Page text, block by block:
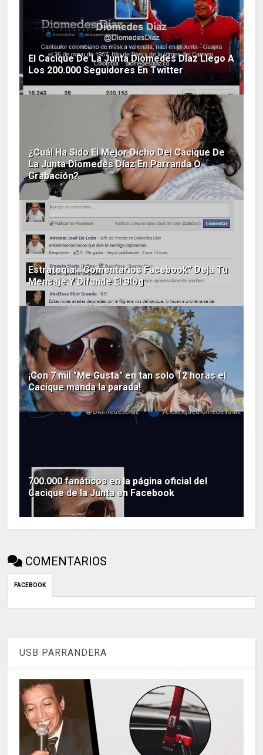
El Cacique De La Junta Diomedes Díaz Llego A
Los 200.000 Seguidores En Twitter
¿Cuál Ha Sido El Mejor Dicho Del Cacique De
La Junta Diomedes Díaz En Parranda O
Grabación?
Estrategia: “Comentarios Facebook” Deja Tu
Mensaje Y Difunde El Blog
¡Con 7 mil "Me Gusta" en tan solo 12 horas el
Cacique manda la parada!
700.000 fanáticos en la página oficial del
Cacique de la Junta en Facebook
COMENTARIOS
FACEBOOK
USB PARRANDERA